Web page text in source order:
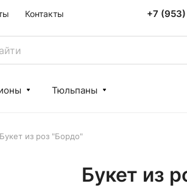
Контакты +7
Тюльпаны
Букет из роз "Бордо"
Букет из